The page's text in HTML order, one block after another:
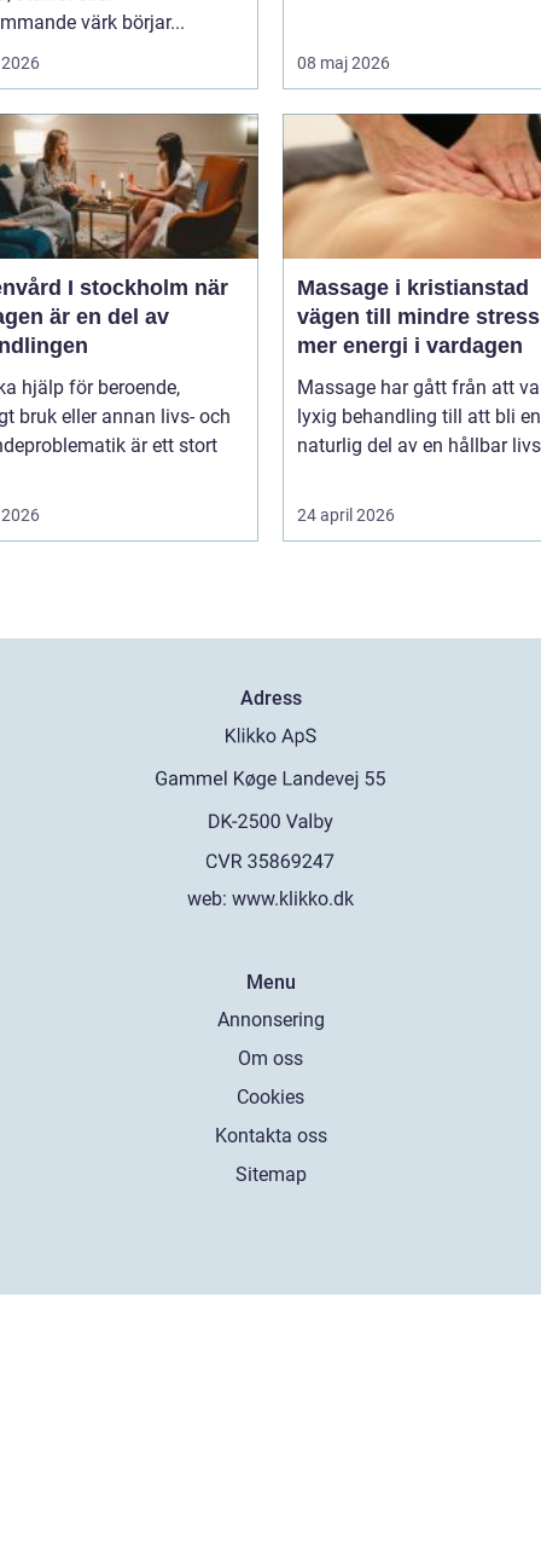
värk börjar...
08 maj 2026
I stockholm när
är en del av
hjälp för beroende,
bruk eller annan livs- och
är ett stort
Massage i kristianstad
vägen till mindre
mer energi i vardagen
Massage har gått från att
lyxig behandling till att bli en
naturlig del av en hållbar
24 april 2026
Adress
web: www.klikko.dk
Menu
Annonsering
Om oss
Cookies
Kontakta oss
Sitemap